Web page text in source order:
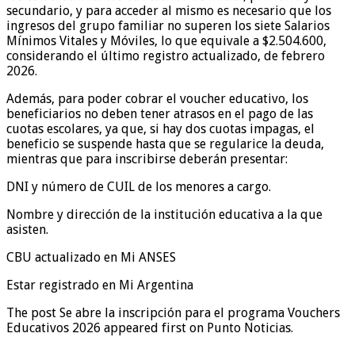
secundario, y para acceder al mismo es necesario que los
ingresos del grupo familiar no superen los siete Salarios
Mínimos Vitales y Móviles, lo que equivale a $2.504.600,
considerando el último registro actualizado, de febrero
2026.
Además, para poder cobrar el voucher educativo, los
beneficiarios no deben tener atrasos en el pago de las
cuotas escolares, ya que, si hay dos cuotas impagas, el
beneficio se suspende hasta que se regularice la deuda,
mientras que para inscribirse deberán presentar:
DNI y número de CUIL de los menores a cargo.
Nombre y dirección de la institución educativa a la que
asisten.
CBU actualizado en Mi ANSES
Estar registrado en Mi Argentina
The post Se abre la inscripción para el programa Vouchers
Educativos 2026 appeared first on Punto Noticias.